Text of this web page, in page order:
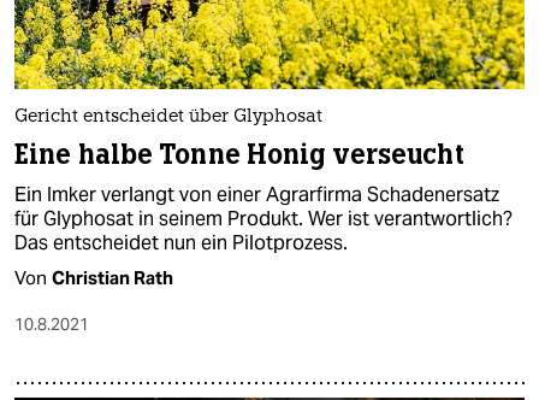
Gericht entscheidet über Glyphosat
Eine halbe Tonne Honig verseucht
Ein Imker verlangt von einer Agrarfirma Schadenersatz
für Glyphosat in seinem Produkt. Wer ist verantwortlich?
Das entscheidet nun ein Pilotprozess.
Von Christian Rath
10.8.2021